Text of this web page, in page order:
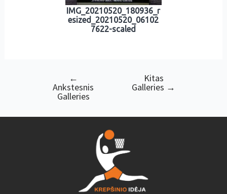
IMG_20210520_180936_r
esized_20210520_06102
7622-scaled
←
Ankstesnis
Galleries
Kitas
Galleries →